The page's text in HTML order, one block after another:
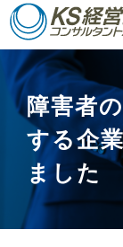
索:
障害者
する企
ました